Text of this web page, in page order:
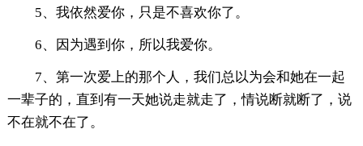
5、我依然爱你，只是不喜欢你了。
6、因为遇到你，所以我爱你。
7、第一次爱上的那个人，我们总以为会和她在一起
一辈子的，直到有一天她说走就走了，情说断就断了，说
不在就不在了。